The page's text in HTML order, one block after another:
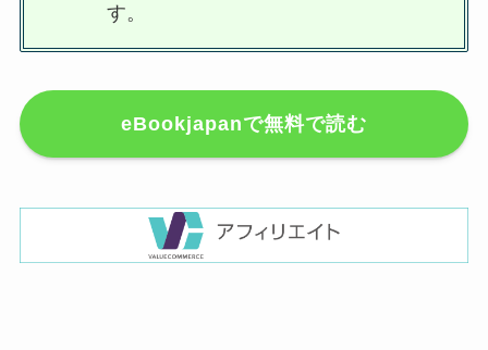
す。
eBookjapanで無料で読む